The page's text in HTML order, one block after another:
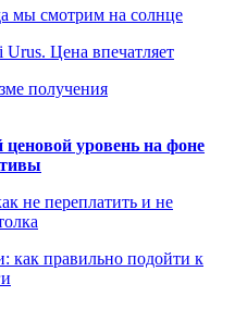
мы смотрим на солнце
Цена впечатляет
получения
уровень на фоне
не переплатить и не
как правильно подойти к